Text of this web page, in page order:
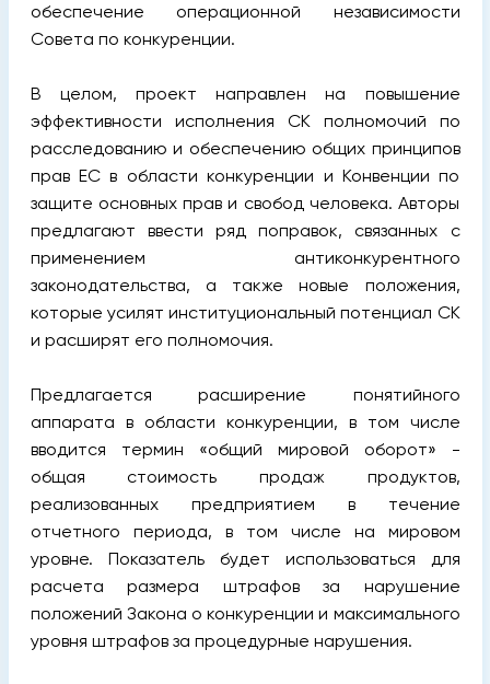
обеспечение операционной независимости
Совета по конкуренции.
В целом, проект направлен на повышение
эффективности исполнения СК полномочий по
расследованию и обеспечению общих принципов
прав ЕС в области конкуренции и Конвенции по
защите основных прав и свобод человека. Авторы
предлагают ввести ряд поправок, связанных с
применением антиконкурентного
законодательства, а также новые положения,
которые усилят институциональный потенциал СК
и расширят его полномочия.
Предлагается расширение понятийного
аппарата в области конкуренции, в том числе
вводится термин «общий мировой оборот» -
общая стоимость продаж продуктов,
реализованных предприятием в течение
отчетного периода, в том числе на мировом
уровне. Показатель будет использоваться для
расчета размера штрафов за нарушение
положений Закона о конкуренции и максимального
уровня штрафов за процедурные нарушения.